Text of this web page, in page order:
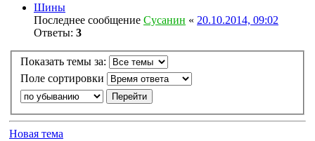
Шины
Последнее сообщение Сусанин « 20.10.2014, 09:02
Ответы: 3
Показать темы за:
Поле сортировки
Новая тема